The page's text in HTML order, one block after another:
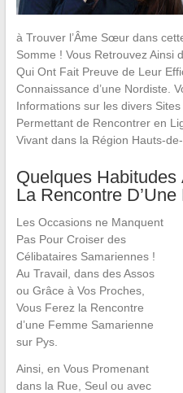
à Trouver l’Âme Sœur dans
Somme ! Vous Retrouvez Ainsi
Qui Ont Fait Preuve de Leur
Connaissance d’une Nordiste.
Informations sur les divers
Permettant de Rencontrer en
Vivant dans la Région Hauts-
Quelques
La Rencontre
Les Occasions ne Manquent
Pas Pour Croiser des
Célibataires Samariennes !
Au Travail, dans des Assos
ou Grâce à Vos Proches,
Vous Ferez la Rencontre
d’une Femme Samarienne
sur Pys.
Ainsi, en Vous Promenant
dans la Rue, Seul ou avec